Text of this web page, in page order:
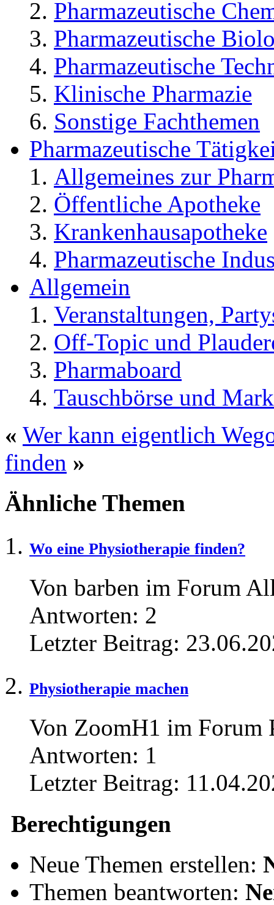
Pharmazeutische
Pharmazeutische
Pharmazeutische
Klinische Pharmazie
Sonstige Fachthemen
Pharmazeutische
Allgemeines zur
Öffentliche Apotheke
Krankenhausapotheke
Pharmazeutische
Allgemein
Veranstaltungen,
Off-Topic und
Pharmaboard
Tauschbörse und
« Wer kann eigentlich
finden »
Ähnliche Themen
Wo eine Physiotherapie finden?
Von barben im Forum
Antworten: 2
Letzter Beitrag:
Physiotherapie machen
Von ZoomH1 im Forum
Antworten: 1
Letzter Beitrag:
Berechtigungen
Neue Themen erstellen:
Themen beantworten: